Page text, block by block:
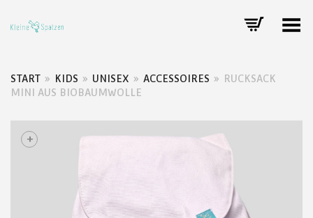
Toggle Menu
START » KIDS » UNISEX » ACCESSOIRES »
RUCKSACK
MINI AUS BIOBAUMWOLLE
+